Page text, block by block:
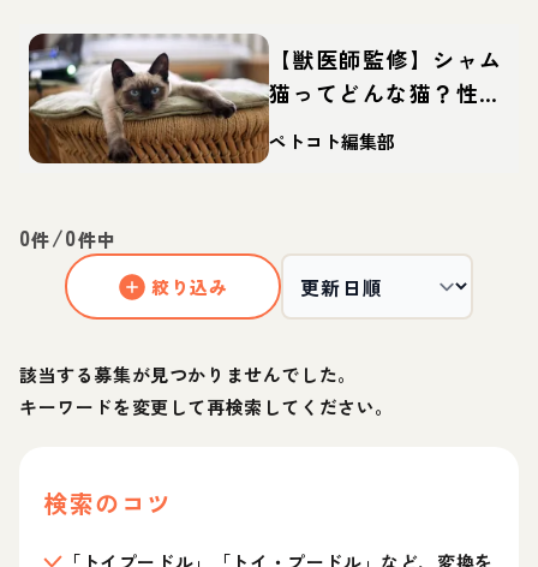
【獣医師監修】シャム
猫ってどんな猫？性
格・体重・寿命の特
徴・迎え方
ペトコト編集部
0件/0件中
絞り込み
該当する募集が見つかりませんでした。
キーワードを変更して再検索してください。
検索のコツ
「トイプードル」「トイ・プードル」など、変換を